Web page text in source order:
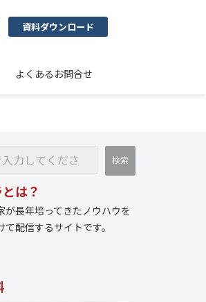
資料ダウンロード
よくあるお問合せ
は？
が長年培ってきたノウハウを
配信するサイトです。